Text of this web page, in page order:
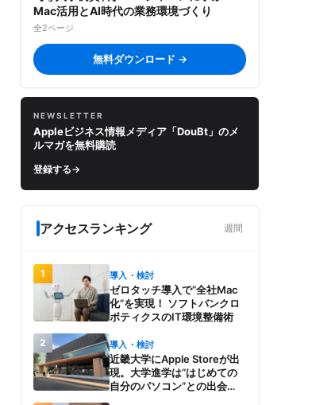
Mac活用とAI時代の業務環境づくり
全2ページ
無料ダウンロード →
NEWSLETTER
Appleビジネス情報メディア「DouBt」のメ
ルマガを無料購読
登録する→
アクセスランキング 週間
1 導入・検討
ゼロタッチ導入で“全社Mac
化”を実現！ ソフトバンクロ
ボティクスのIT環境整備術
2 導入・検討
近畿大学にApple Storeが出
現。大学進学は“はじめての
自分のパソコン”との出会